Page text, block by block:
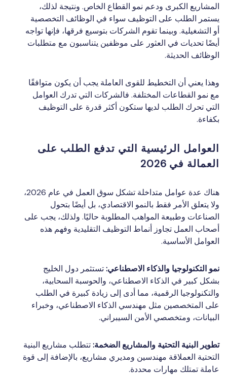
المشاريع الكبرى ودعم نمو القطاع الخاص. ونتيجة لذلك،
يستمر الطلب على التوظيف سواء في الوظائف التخصصية
أو التشغيلية. وبينما تقوم الشركات بتوسيع فرقها، فإنها تواجه
أيضًا تحديات في العثور على موظفين يتناسبون مع متطلبات
الوظائف الحديثة.
وهذا يعني أن التخطيط للقوى العاملة يجب أن يكون متوافقًا
مع نمو القطاعات المختلفة. فالشركات التي تدرك العوامل
التي تحرك الطلب لديها ستكون أكثر قدرة على التوظيف
بكفاءة.
العوامل الرئيسية التي تدفع الطلب على
العمالة في 2026
هناك عدة عوامل متداخلة تشكل سوق العمل في عام 2026،
ولا يتعلق الأمر فقط بالنمو الاقتصادي، بل أيضًا بتحول
الصناعات وطبيعة المواهب المطلوبة حاليًا. ولذلك، يجب على
أصحاب العمل تجاوز أنماط التوظيف التقليدية وفهم هذه
العوامل الأساسية.
نمو التكنولوجيا والذكاء الاصطناعي:تستثمر دول الخليج
بشكل كبير في الذكاء الاصطناعي، والحوسبة السحابية،
والتكنولوجيا الرقمية، مما أدى إلى زيادة كبيرة في الطلب
على المتخصصين مثل مهندسي الذكاء الاصطناعي، وخبراء
البيانات، ومتخصصي الأمن السيبراني.
تطوير البنية التحتية والمشاريع الضخمة:تتطلب مشاريع البنية
التحتية العملاقة مهندسين ومديري مشاريع، بالإضافة إلى قوة
عاملة تمتلك مهارات محددة.